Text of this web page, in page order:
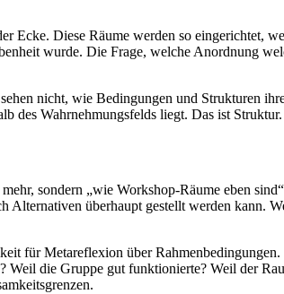
Ecke. Diese Räume werden so eingerichtet,
wurde. Die Frage, welche Anordnung
nicht, wie Bedingungen und Strukturen
des Wahrnehmungsfelds liegt. Das ist Struktur.
sondern „wie Workshop-Räume eben
Alternativen überhaupt gestellt werden kann.
für Metareflexion über
die Gruppe gut funktionierte? Weil der